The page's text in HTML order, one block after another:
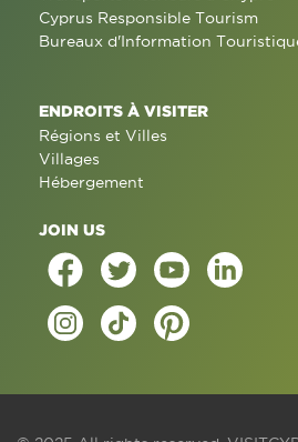
Cyprus Responsible Tourism
Bureaux d'Information
ENDROITS À VISITER
Régions et Villes
Villages
Hébergement
JOIN US